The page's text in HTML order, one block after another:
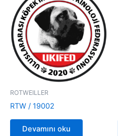
ROTWEILLER
RTW / 19002
Devamını oku